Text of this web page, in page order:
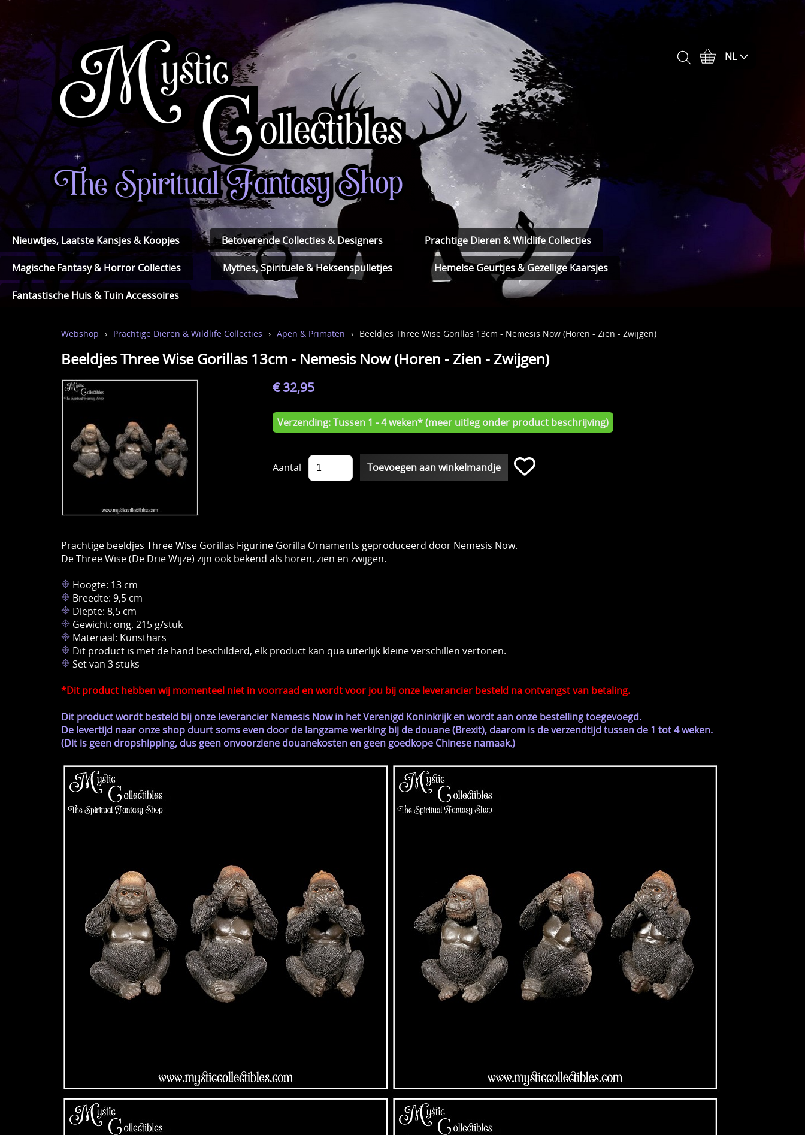
NL
Nieuwtjes, Laatste Kansjes & Koopjes Betoverende Collecties & Designers Prachtige Dieren & Wildlife Collecties
Magische Fantasy & Horror Collecties Mythes, Spirituele & Heksenspulletjes Hemelse Geurtjes & Gezellige Kaarsjes
Fantastische Huis & Tuin Accessoires
Webshop › Prachtige Dieren & Wildlife Collecties › Apen & Primaten › Beeldjes Three Wise Gorillas 13cm - Nemesis Now (Horen - Zien - Zwijgen)
Beeldjes Three Wise Gorillas 13cm - Nemesis Now (Horen - Zien - Zwijgen)
€ 32,95
Verzending: Tussen 1 - 4 weken* (meer uitleg onder product beschrijving)
Aantal
Prachtige beeldjes Three Wise Gorillas Figurine Gorilla Ornaments geproduceerd door Nemesis Now.
De Three Wise (De Drie Wijze) zijn ​​ook bekend als horen, zien en zwijgen.
Hoogte: 13 cm
Breedte: 9,5 cm
Diepte: 8,5 cm
Gewicht: ong. 215 g/stuk
Materiaal: Kunsthars
Dit product is met de hand beschilderd, elk product kan qua uiterlijk kleine verschillen vertonen.
Set van 3 stuks
*Dit product hebben wij momenteel niet in voorraad en wordt voor jou bij onze leverancier besteld na ontvangst van betaling.
Dit product wordt besteld bij onze leverancier Nemesis Now in het Verenigd Koninkrijk en wordt aan onze bestelling toegevoegd.
De levertijd naar onze shop duurt soms even door de langzame werking bij de douane (Brexit), daarom is de verzendtijd tussen de 1 tot 4 weken.
(Dit is geen dropshipping, dus geen onvoorziene douanekosten en geen goedkope Chinese namaak.)